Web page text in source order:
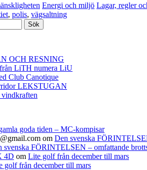
Energi och miljö Lagar, regler
, polis, vägsaltning
OCH RESNING
LiTH numera LiU
Club Canotique
LEKSTUGAN
goda tiden – MC-kompisar
om Den svenska
svenska FÖRINTELSEN – omfattande
4D om Lite golf från december till mars
golf från december till mars